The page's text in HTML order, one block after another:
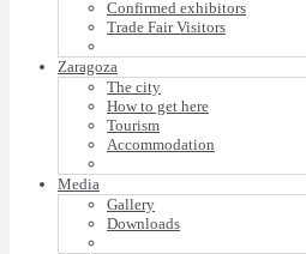
Confirmed exhibitors
Trade Fair Visitors
Zaragoza
The city
How to get here
Tourism
Accommodation
Media
Gallery
Downloads